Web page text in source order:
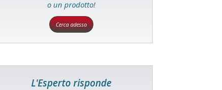
o un prodotto!
Cerca adesso
L'Esperto risponde